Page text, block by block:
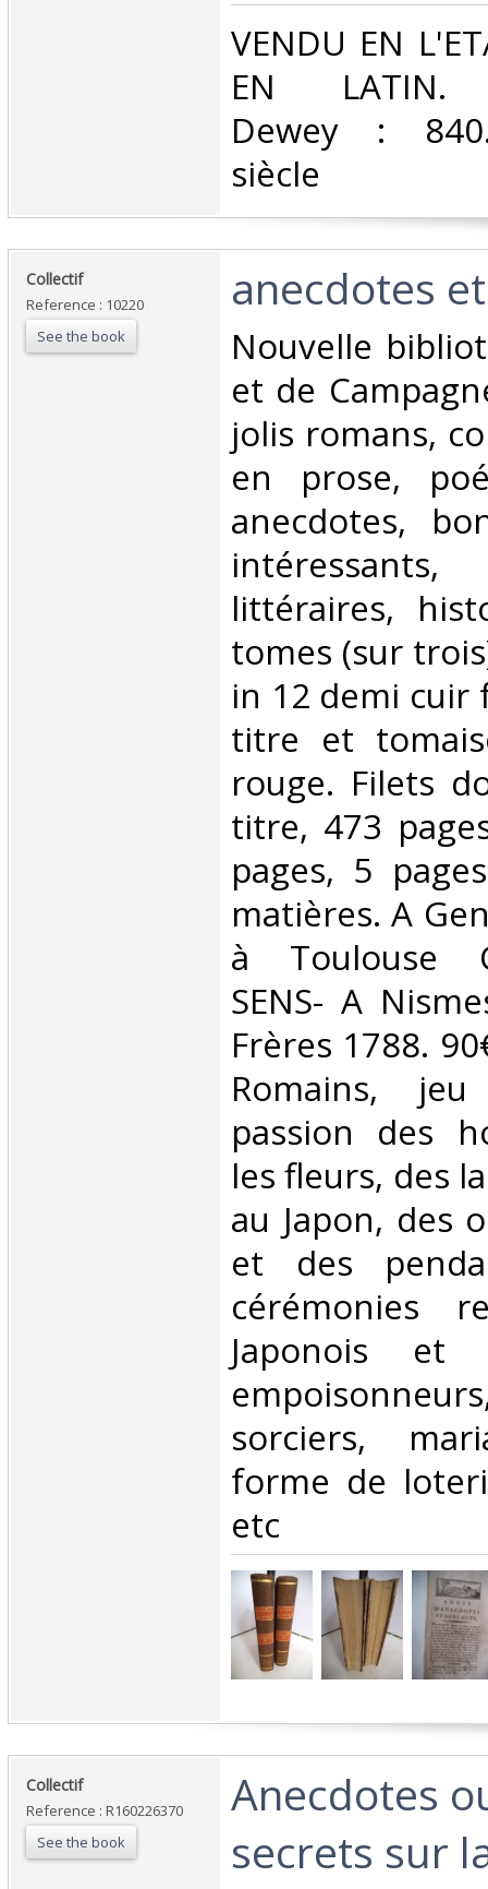
‎VENDU EN
EN LATIN.
Dewey :
siècle‎
‎Collectif ‎
Reference : 10220
See the book
‎anecdotes
‎Nouvelle
et de
jolis romans,
en prose,
anecdotes,
littéraires,
tomes (sur
in 12 demi cuir
titre et
rouge. Filets
titre, 473
pages, 5
matières. A
à Toulouse
SENS- A
Frères 1788.
Romains,
passion des
les fleurs, des
au Japon, des
et des
cérémonies
Japonois et
sorciers,
forme de
etc‎
‎Collectif‎
Reference : R160226370
See the book
‎Anecdotes
secrets sur